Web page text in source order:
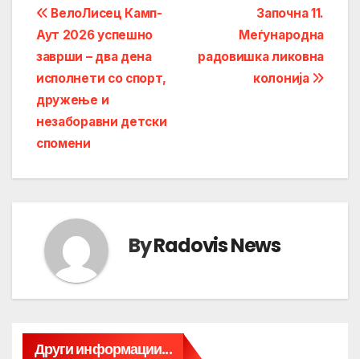
Post
navigation
Започна 11.
Меѓународна
радовишка ликовна
колонија
ВелоЛисец Камп-
Аут 2026 успешно
заврши – два дена
исполнети со спорт,
дружење и
незаборавни детски
спомени
ByRadovis News
Други информации...